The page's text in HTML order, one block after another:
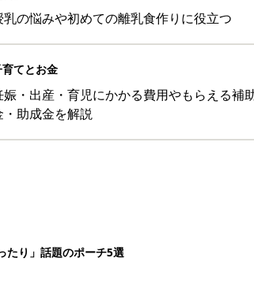
vol.28
すぎる勘違い＆変換ミス集